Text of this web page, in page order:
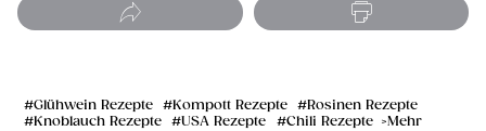
Glühwein Rezepte Kompott Rezepte
Rosinen Rezepte
Knoblauch Rezepte
USA Rezepte Chili Rezepte Mehr